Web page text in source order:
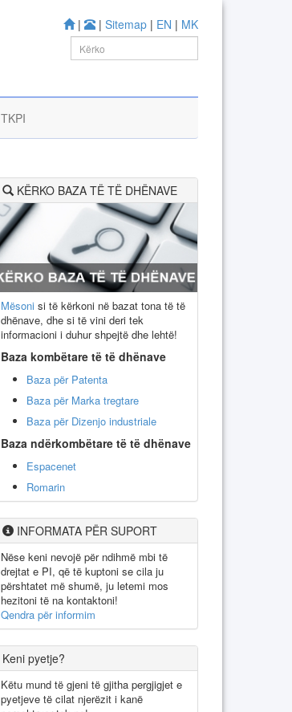
| | Sitemap | EN | MK
TKPI
KËRKO BAZA TË TË DHËNAVE
Mësoni si të kërkoni në bazat tona të të
dhënave, dhe si të vini deri tek
informacioni i duhur shpejtë dhe lehtë!
Baza kombëtare të të dhënave
Baza për Patenta
Baza për Marka tregtare
Baza për Dizenjo industriale
Baza ndërkombëtare të të dhënave
Espacenet
Romarin
INFORMATA PËR SUPORT
Nëse keni nevojë për ndihmë mbi të
drejtat e PI, që të kuptoni se cila ju
përshtatet më shumë, ju letemi mos
hezitoni të na kontaktoni!
Qendra për informim
Keni pyetje?
Këtu mund të gjeni të gjitha pergjigjet e
pyetjeve të cilat njerëzit i kanë